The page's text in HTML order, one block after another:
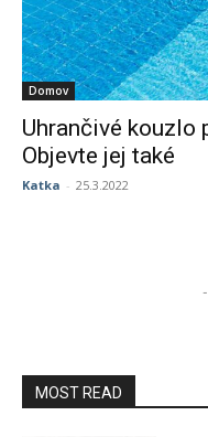
Domov
Uhrančivé kouzlo
Objevte jej také
Katka - 25.3.2022
MOST READ